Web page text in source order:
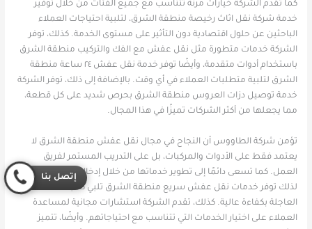
كما تقدم الشركة خيارات مرنة تتناسب مع جميع الفئات من خلال توفير
خدمة شركة نقل اثاث رخيصة منطقة الشرق، لتلبية احتياجات العملاء
الباحثين عن حلول اقتصادية دون التأثير على مستوى الخدمة. كذلك، توفر
الشركة خدمات متطورة مثل نقل عفش مع الفك والتركيب منطقة الشرق
باستخدام أدوات متقدمة، وأيضًا توفر خدمة نقل عفش ٢٤ ساعة منطقة
الشرق لتلبية متطلبات العملاء في أي وقت. بالإضافة إلى ذلك، توفر الشركة
خدمة توصيل دزات العروس منطقة الشرق بحرص شديد على كل قطعة،
مما يجعلها من أكثر الشركات تميزًا في هذا المجال.
تؤمن شركة الطاووس أن النجاح في مجال نقل عفش منطقة الشرق لا
يعتمد فقط على الأدوات والمركبات، بل على التدريب المستمر لفريق
العمل. كما تسعى دائمًا إلى تطوير خدماتها من خلال إدخال أحدث التقنيات،
لذلك توفر خدمات نقل عفش سريع منطقة الشرق تلبي طلبات العملاء
العاجلة بكفاءة عالية. كذلك، تقدم الشركة استشارات مجانية لمساعدة
العملاء على اختيار الخدمات التي تتناسب مع احتياجاتهم. وأيضًا، تتميز
إتصل بنا